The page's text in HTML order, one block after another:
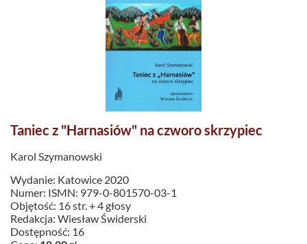
Taniec z "Harnasiów" na czworo skrzypiec
Karol Szymanowski
Wydanie: Katowice 2020
Numer: ISMN: 979-0-801570-03-1
Objętość: 16 str. + 4 głosy
Redakcja: Wiesław Świderski
Dostępność: 16